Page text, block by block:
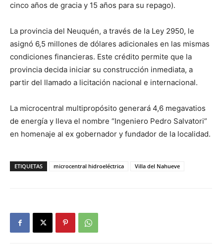
cinco años de gracia y 15 años para su repago).
La provincia del Neuquén, a través de la Ley 2950, le
asignó 6,5 millones de dólares adicionales en las mismas
condiciones financieras. Este crédito permite que la
provincia decida iniciar su construcción inmediata, a
partir del llamado a licitación nacional e internacional.
La microcentral multipropósito generará 4,6 megavatios
de energía y lleva el nombre “Ingeniero Pedro Salvatori”
en homenaje al ex gobernador y fundador de la localidad.
ETIQUETAS microcentral hidroeléctrica Villa del Nahueve